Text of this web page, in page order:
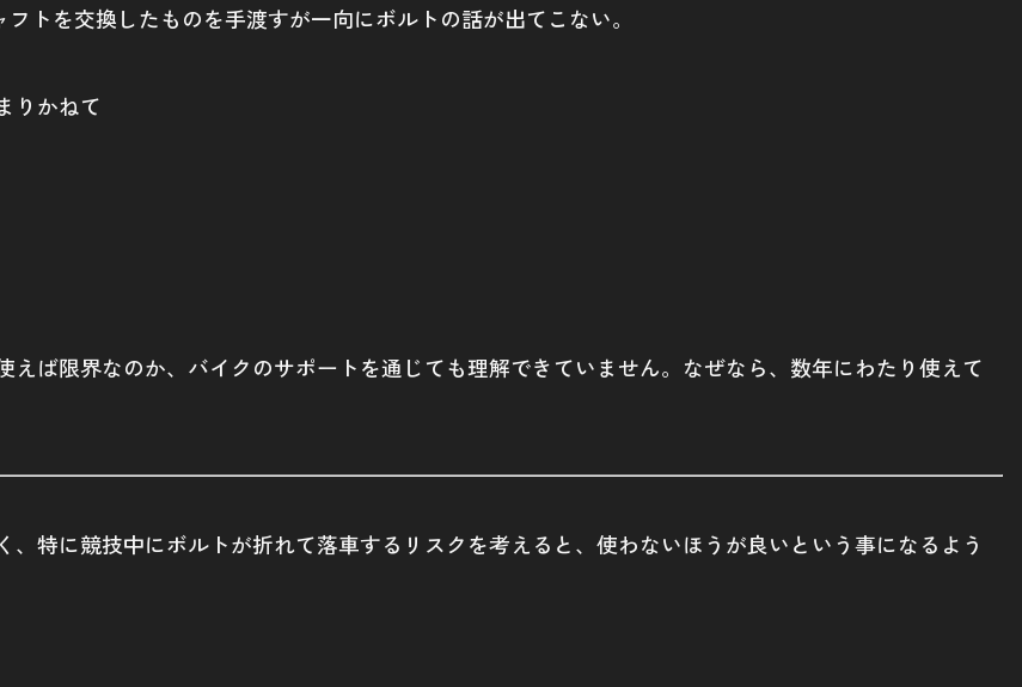
トを交換したものを手渡すが一向にボルトの話が出てこない。
りかねて
ば限界なのか、バイクのサポートを通じても理解できていません。なぜなら、数年にわたり使えて
特に競技中にボルトが折れて落車するリスクを考えると、使わないほうが良いという事になるよう